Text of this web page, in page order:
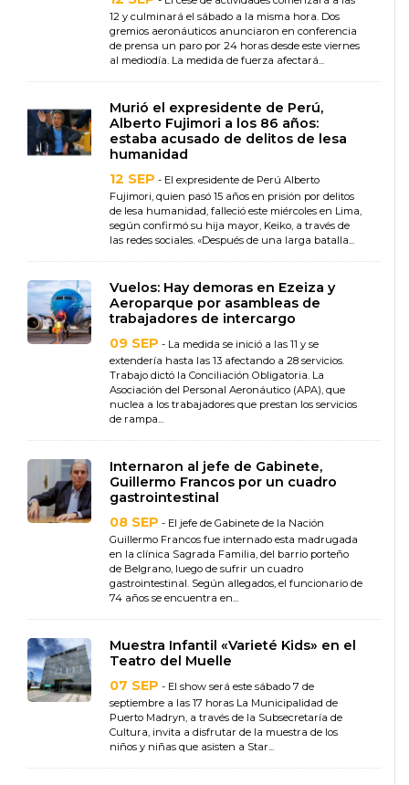
12 y culminará el sábado a la misma hora. Dos
gremios aeronáuticos anunciaron en conferencia
de prensa un paro por 24 horas desde este viernes
al mediodía. La medida de fuerza afectará...
Murió el expresidente de Perú,
Alberto Fujimori a los 86 años:
estaba acusado de delitos de lesa
humanidad
12 SEP - El expresidente de Perú Alberto
Fujimori, quien pasó 15 años en prisión por delitos
de lesa humanidad, falleció este miércoles en Lima,
según confirmó su hija mayor, Keiko, a través de
las redes sociales. «Después de una larga batalla...
Vuelos: Hay demoras en Ezeiza y
Aeroparque por asambleas de
trabajadores de intercargo
09 SEP - La medida se inició a las 11 y se
extendería hasta las 13 afectando a 28 servicios.
Trabajo dictó la Conciliación Obligatoria. La
Asociación del Personal Aeronáutico (APA), que
nuclea a los trabajadores que prestan los servicios
de rampa...
Internaron al jefe de Gabinete,
Guillermo Francos por un cuadro
gastrointestinal
08 SEP - El jefe de Gabinete de la Nación
Guillermo Francos fue internado esta madrugada
en la clínica Sagrada Familia, del barrio porteño
de Belgrano, luego de sufrir un cuadro
gastrointestinal. Según allegados, el funcionario de
74 años se encuentra en...
Muestra Infantil «Varieté Kids» en el
Teatro del Muelle
07 SEP - El show será este sábado 7 de
septiembre a las 17 horas La Municipalidad de
Puerto Madryn, a través de la Subsecretaría de
Cultura, invita a disfrutar de la muestra de los
niños y niñas que asisten a Star...